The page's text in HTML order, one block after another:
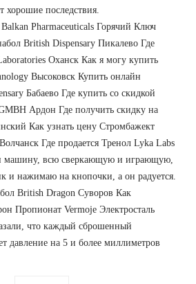
хорошие последствия.
Pharmaceuticals Горячий Ключ
British Dispensary Пикалево Где
Оханск Как я могу купить
Высоковск Купить онлайн
Бабаево Где купить со скидкой
Ардон Где получить скидку на
Как узнать цену Стромбажект
Где продается Тренол Lyka Labs
машину, всю сверкающую и играющую,
и нажимаю на кнопочки, а он радуется.
British Dragon Суворов Как
Пропионат Vermoje Электросталь
что каждый сброшенный
давление на 5 и более миллиметров